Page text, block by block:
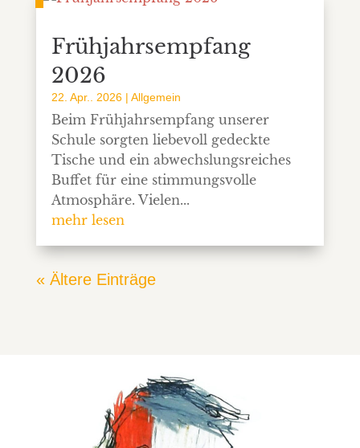
Frühjahrsempfang
2026
22. Apr.. 2026| Allgemein
Beim Frühjahrsempfang unserer
Schule sorgten liebevoll gedeckte
Tische und ein abwechslungsreiches
Buffet für eine stimmungsvolle
Atmosphäre. Vielen...
mehr lesen
« Ältere Einträge